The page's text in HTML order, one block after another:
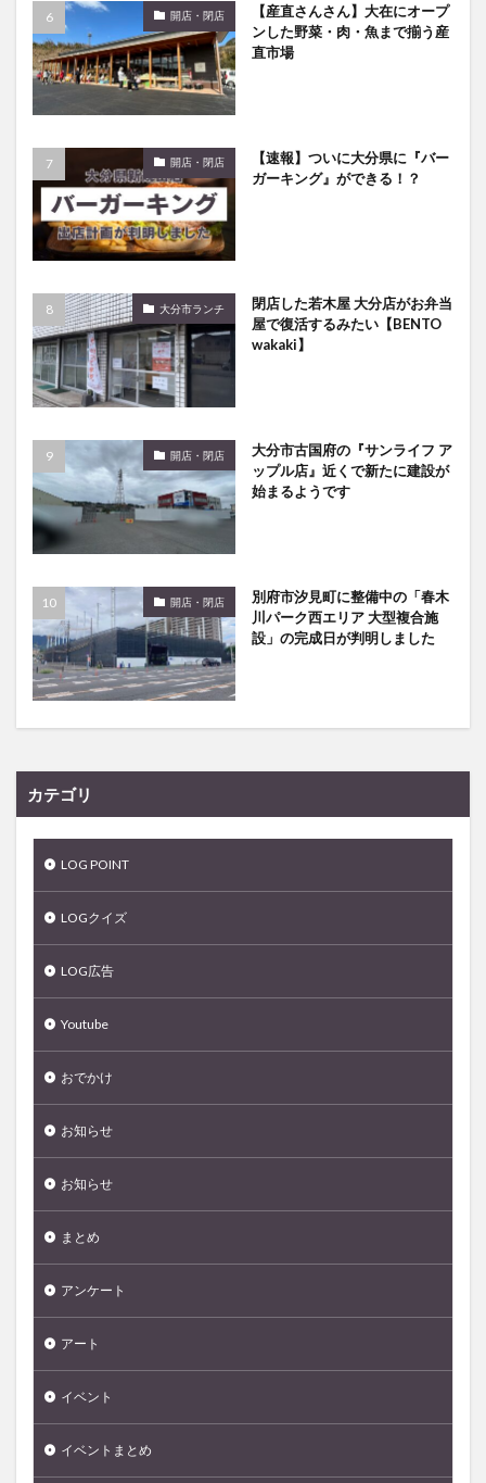
開店・閉店
【産直さんさん】大在にオープ
ンした野菜・肉・魚まで揃う産
直市場
開店・閉店
【速報】ついに大分県に『バー
ガーキング』ができる！？
大分市ランチ
閉店した若木屋 大分店がお弁当
屋で復活するみたい【BENTO
wakaki】
開店・閉店
大分市古国府の『サンライフ ア
ップル店』近くで新たに建設が
始まるようです
開店・閉店
別府市汐見町に整備中の「春木
川パーク西エリア 大型複合施
設」の完成日が判明しました
カテゴリ
LOG POINT
LOGクイズ
LOG広告
Youtube
おでかけ
お知らせ
お知らせ
まとめ
アンケート
アート
イベント
イベントまとめ